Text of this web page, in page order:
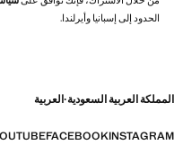
الحدود إلى إسبانيا وأيرلندا.
المملكة العربية السعودية·العربية
INSTAGRAM
FACEBOOK